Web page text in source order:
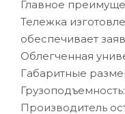
Главное
Тележка
обеспечивает
Облегченная
Габаритные
Грузоподъемность:
Производитель